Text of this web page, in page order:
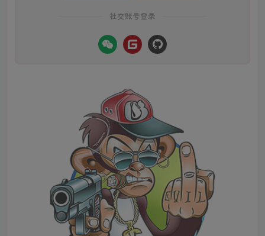
社交账号登录